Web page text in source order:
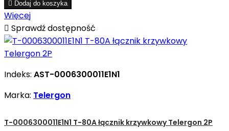
 Dodaj do koszyka
Więcej
 Sprawdź dostępność
Indeks: AST-0006300011E1N1
Marka: Telergon
T-0006300011E1N1 T-80A łącznik krzywkowy Telergon 2P